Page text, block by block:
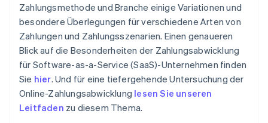
Zahlungsmethode und Branche einige Variationen und
besondere Überlegungen für verschiedene Arten von
Zahlungen und Zahlungsszenarien. Einen genaueren
Blick auf die Besonderheiten der Zahlungsabwicklung
für Software-as-a-Service (SaaS)-Unternehmen finden
Sie hier. Und für eine tiefergehende Untersuchung der
Online-Zahlungsabwicklung lesen Sie unseren
Leitfaden zu diesem Thema.